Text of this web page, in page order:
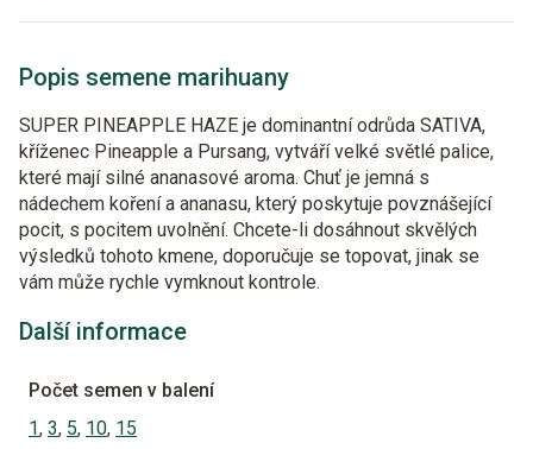
Popis semene marihuany
SUPER PINEAPPLE HAZE je dominantní odrůda SATIVA,
kříženec Pineapple a Pursang, vytváří velké světlé palice,
které mají silné ananasové aroma. Chuť je jemná s
nádechem koření a ananasu, který poskytuje povznášející
pocit, s pocitem uvolnění. Chcete-li dosáhnout skvělých
výsledků tohoto kmene, doporučuje se topovat, jinak se
vám může rychle vymknout kontrole.
Další informace
Počet semen v balení
1, 3, 5, 10, 15